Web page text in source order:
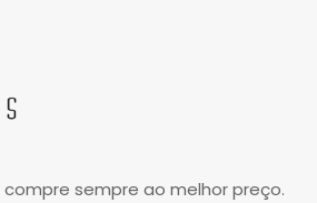
sempre ao melhor preço.